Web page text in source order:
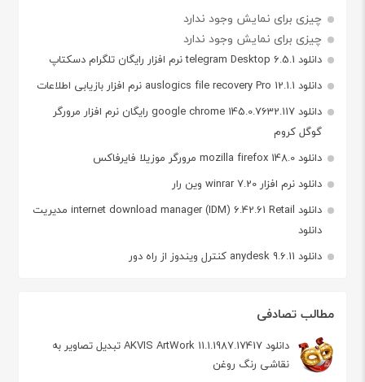
چیزی برای نمایش وجود ندارد
چیزی برای نمایش وجود ندارد
دانلود telegram Desktop 6.5.1 نرم افزار رایگان تلگرام دسکتاپ
دانلود auslogics file recovery Pro 12.1.1 نرم افزار بازیابی اطلاعات
دانلود google chrome 145.0.7632.117 رایگان نرم افزار مرورگر
گوگل کروم
دانلود mozilla firefox 148.0 مرورگر موزیلا فایرفاکس
دانلود نرم افزار winrar 7.20 وین رار
دانلود internet download manager (IDM) 6.42.61 Retail مدیریت
دانلود
دانلود anydesk 9.6.11 کنترل ویندوز از راه دور
مطالب تصادفی
دانلود AKVIS ArtWork 11.1.1987.17417 تبدیل تصاویر به
نقاشی رنگ روغن